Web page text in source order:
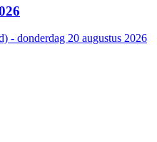
- donderdag 20 augustus 2026